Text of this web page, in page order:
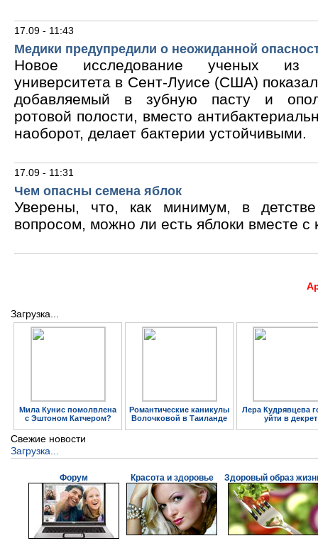
17.09 - 11:43
Медики предупредили о неожиданной
Новое исследование ученых из
университета в Сент-Луисе (США)
добавляемый в зубную пасту и
ротовой полости, вместо
наоборот, делает бактерии устойчивыми.
17.09 - 11:31
Чем опасны семена яблок
Уверены, что, как минимум, в
вопросом, можно ли есть яблоки вместе с
Загрузка...
Мила Кунис помолвлена
с Эштоном Катчером?
Романтические каникулы
Волочковой в Таиланде
Лера Кудрявцева
уйти в декрет
Свежие новости
Загрузка...
Форум Красота и здоровье Здоровый образ